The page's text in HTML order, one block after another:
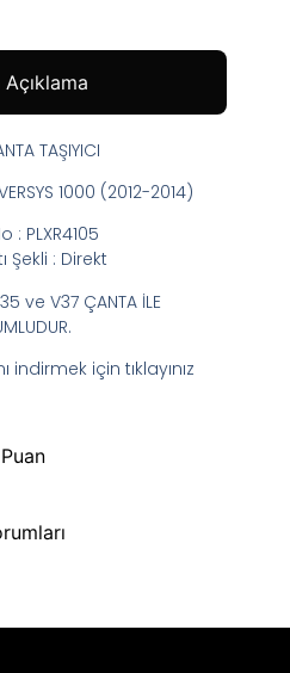
Puan
TAŞIYICI
1000 (2012-2014)
: PLXR4105
Şekli : Direkt
ve V37 ÇANTA İLE
indirmek için tıklayınız